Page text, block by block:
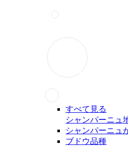
すべて見る
シャンパーニュ
シャンパーニュ
ブドウ品種